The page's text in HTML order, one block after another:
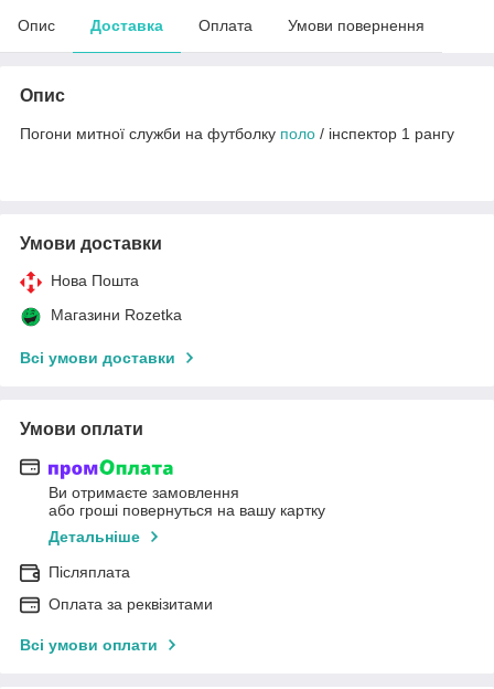
Опис Доставка Оплата Умови повернення
Опис
Погони митної служби на футболку поло / інспектор 1 рангу
Умови доставки
Нова Пошта
Магазини Rozetka
Всі умови доставки
Умови оплати
Ви отримаєте замовлення
або гроші повернуться на вашу картку
Детальніше
Післяплата
Оплата за реквізитами
Всі умови оплати